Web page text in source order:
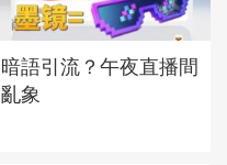
暗語引流？午夜直播間
亂象